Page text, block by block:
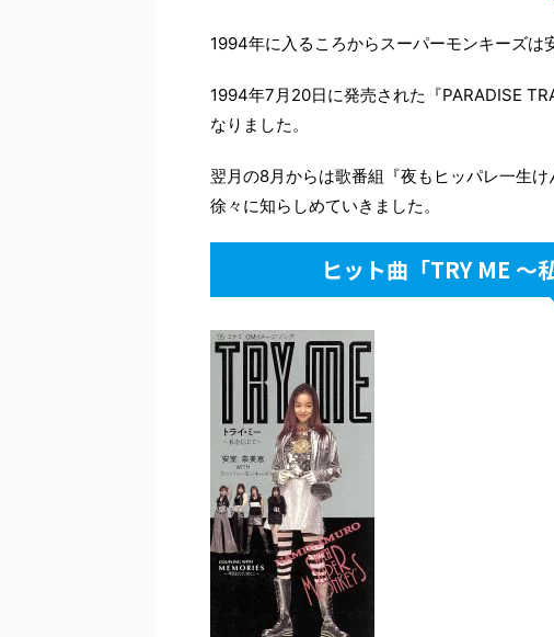
1994年に入るころからスーパーモンキーズは
1994年7月20日に発売された『PARADISE
なりました。
翌月の8月からは歌番組『夜もヒッパレ一生
徐々に知らしめていきました。
ヒット曲「TRY ME ～